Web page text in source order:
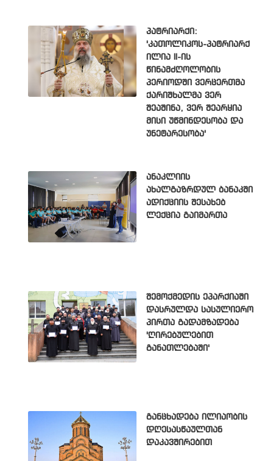
პატრიარქი:
'კათოლიკოს-პატრიარქ
ილია II-ის
წინამძღოლობის
პერიოდში ვერცერთმა
ქარიშხალმა ვერ
შეაშინა, ვერ შეარყია
მისი უწმინდესობა და
უნეტარესობა'
ანაკლიის
ახალგაზრდულ ბანაკში
ადიქციის შესახებ
ლექცია გაიმართა
შემოქმედის ეპარქიაში
დასრულდა სასულიერო
პირთა გადამზადება
'ღირებულებით
განათლებაში'
განცხადება ილიაობის
დღესასწაულთან
დაკავშირებით